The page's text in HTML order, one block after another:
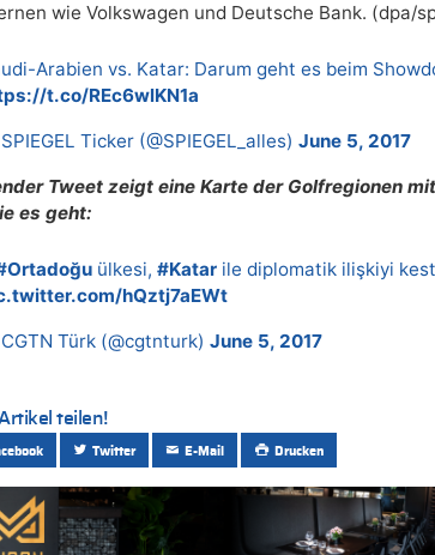
wie Volkswagen und Deutsche Bank. (dpa/
Arabien vs. Katar: Darum geht es beim
t.co/REc6wlKN1a
Ticker (@SPIEGEL_alles) June 5, 2017
Tweet zeigt eine Karte der Golfregionen
es geht:
ülkesi, #Katar ile diplomatik ilişkiyi
hQztj7aEWt
Türk (@cgtnturk) June 5, 2017
teilen!
Twitter E-Mail Drucken